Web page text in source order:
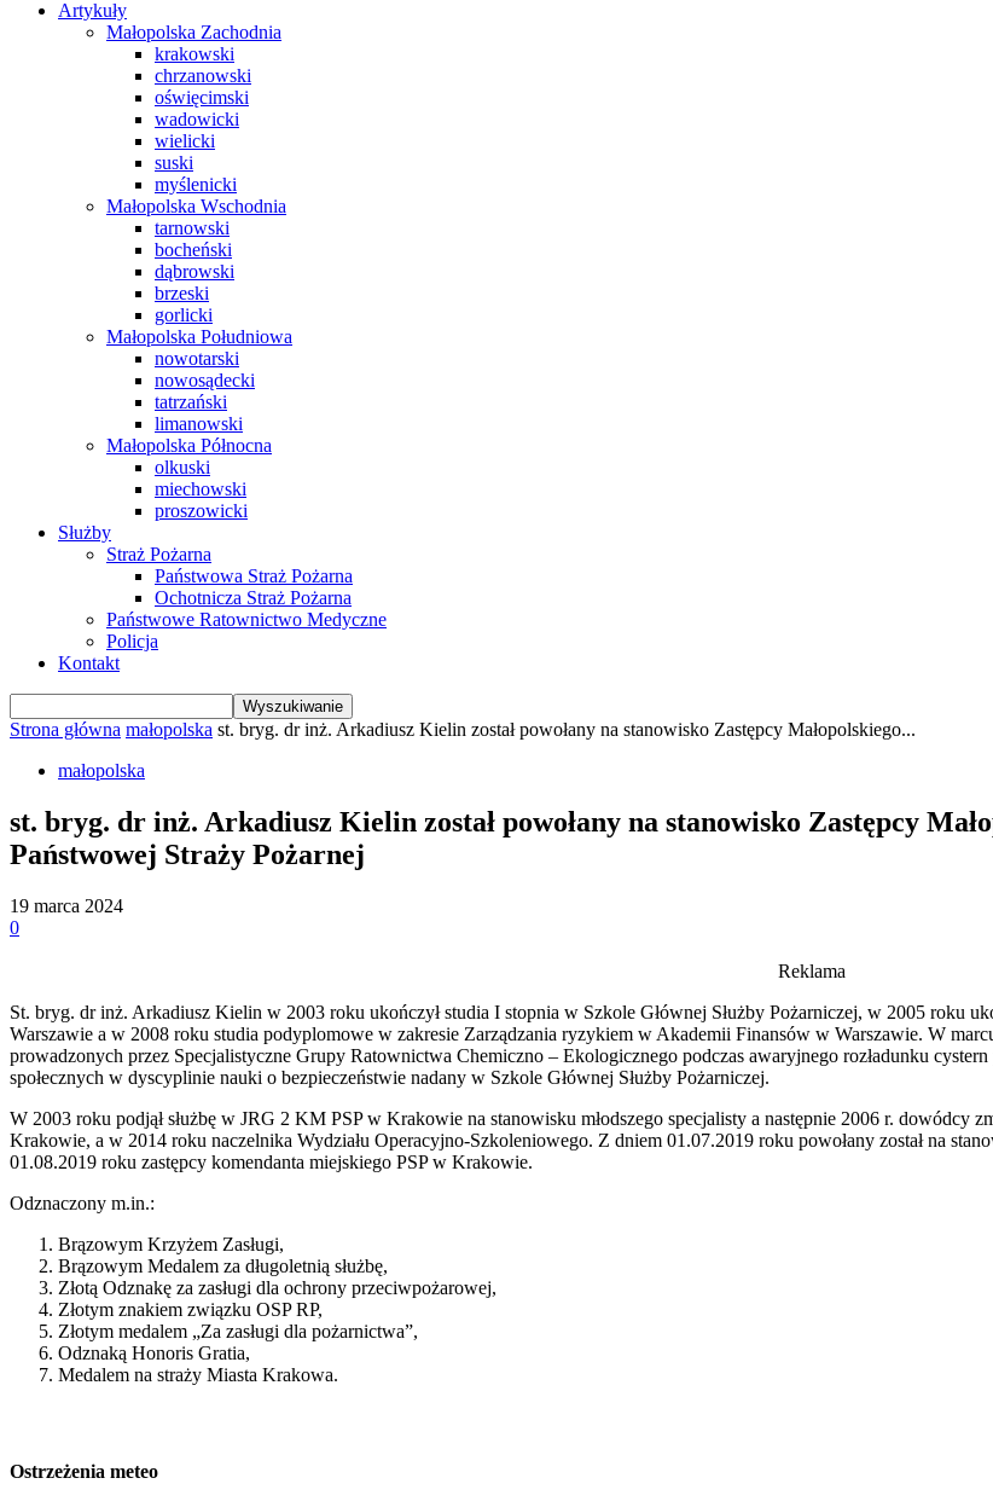
Artykuły
Małopolska Zachodnia
krakowski
chrzanowski
oświęcimski
wadowicki
wielicki
suski
myślenicki
Małopolska Wschodnia
tarnowski
bocheński
dąbrowski
brzeski
gorlicki
Małopolska Południowa
nowotarski
nowosądecki
tatrzański
limanowski
Małopolska Północna
olkuski
miechowski
proszowicki
Służby
Straż Pożarna
Państwowa Straż Pożarna
Ochotnicza Straż Pożarna
Państwowe Ratownictwo Medyczne
Policja
Kontakt
Strona główna małopolska st. bryg. dr inż. Arkadiusz Kielin został powołany na stanowisko Zastępcy Małopolskiego...
małopolska
st. bryg. dr inż. Arkadiusz Kielin został powołany na stanowisko Zastępcy
Państwowej Straży Pożarnej
19 marca 2024
0
Reklama
St. bryg. dr inż. Arkadiusz Kielin w 2003 roku ukończył studia I stopnia w Szkole Głównej Służby Pożarniczej, w 2005 roku
Warszawie a w 2008 roku studia podyplomowe w zakresie Zarządzania ryzykiem w Akademii Finansów w Warszawie. W
prowadzonych przez Specjalistyczne Grupy Ratownictwa Chemiczno – Ekologicznego podczas awaryjnego rozładunku
społecznych w dyscyplinie nauki o bezpieczeństwie nadany w Szkole Głównej Służby Pożarniczej.
W 2003 roku podjął służbę w JRG 2 KM PSP w Krakowie na stanowisku młodszego specjalisty a następnie 2006 r.
Krakowie, a w 2014 roku naczelnika Wydziału Operacyjno-Szkoleniowego. Z dniem 01.07.2019 roku powołany został na
01.08.2019 roku zastępcy komendanta miejskiego PSP w Krakowie.
Odznaczony m.in.:
Brązowym Krzyżem Zasługi,
Brązowym Medalem za długoletnią służbę,
Złotą Odznakę za zasługi dla ochrony przeciwpożarowej,
Złotym znakiem związku OSP RP,
Złotym medalem „Za zasługi dla pożarnictwa”,
Odznaką Honoris Gratia,
Medalem na straży Miasta Krakowa.
Ostrzeżenia meteo